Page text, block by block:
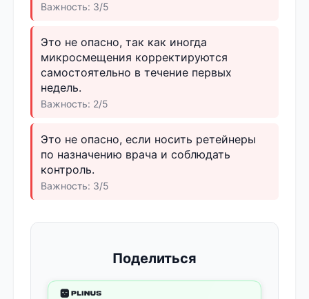
Важность: 3/5
Это не опасно, так как иногда
микросмещения корректируются
самостоятельно в течение первых
недель.
Важность: 2/5
Это не опасно, если носить ретейнеры
по назначению врача и соблюдать
контроль.
Важность: 3/5
Поделиться